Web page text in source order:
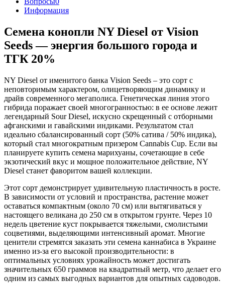
Информация
Семена конопли NY Diesel от Vision
Seeds — энергия большого города и
ТГК 20%
NY Diesel от именитого банка Vision Seeds – это сорт с
неповторимым характером, олицетворяющим динамику и
драйв современного мегаполиса. Генетическая линия этого
гибрида поражает своей многогранностью: в ее основе лежит
легендарный Sour Diesel, искусно скрещенный с отборными
афганскими и гавайскими индиками. Результатом стал
идеально сбалансированный сорт (50% сатива / 50% индика),
который стал многократным призером Cannabis Cup. Если вы
планируете купить семена марихуаны, сочетающие в себе
экзотический вкус и мощное положительное действие, NY
Diesel станет фаворитом вашей коллекции.
Этот сорт демонстрирует удивительную пластичность в росте.
В зависимости от условий и пространства, растение может
оставаться компактным (около 70 см) или вытягиваться у
настоящего великана до 250 см в открытом грунте. Через 10
недель цветение куст покрывается тяжелыми, смолистыми
соцветиями, выделяющими интенсивный аромат. Многие
ценители стремятся заказать эти семена каннабиса в Украине
именно из-за его высокой производительности: в
оптимальных условиях урожайность может достигать
значительных 650 граммов на квадратный метр, что делает его
одним из самых выгодных вариантов для опытных садоводов.